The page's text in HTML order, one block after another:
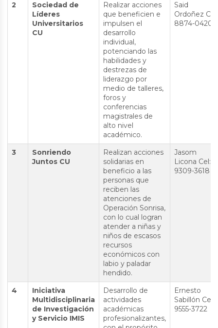
2
Sociedad de
Líderes
Universitarios
CU
Realizar acciones
que beneficien e
impulsen el
desarrollo
individual,
potenciando las
habilidades y
destrezas de
liderazgo por
medio de talleres,
foros y
conferencias
magistrales de
alto nivel
académico.
Said
Ordoñez Cel:
8874-0420
3
Sonriendo
Juntos CU
Realizan acciones
solidarias en
beneficio a las
personas que
reciben las
atenciones de
Operación Sonrisa,
con lo cual logran
atender a niñas y
niños de escasos
recursos
económicos con
labio y paladar
hendido.
Jasom
Licona Cel:
9309-3618
4
Iniciativa
Multidisciplinaria
de Investigación
y Servicio IMIS
Desarrollo de
actividades
académicas
profesionalizantes,
Ernesto
Sabillón Cel:
9555-3722